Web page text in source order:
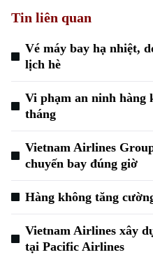
Chuyên mục
Thời sự
Tin liên quan
Vé máy bay hạ nhiệt,
lịch hè
Vi phạm an ninh hàng
tháng
Vietnam Airlines
chuyến bay đúng giờ
Hàng không tăng
Vietnam Airlines xây
tại Pacific Airlines